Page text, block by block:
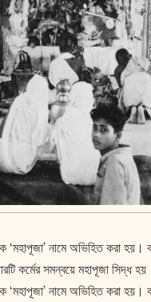
‘মহাপূজা’ নামে অভিহিত করা
কর্মের সমন্বয়ে মহাপূজা সিদ্ধ হয়
‘মহাপূজা’ নামে অভিহিত করা